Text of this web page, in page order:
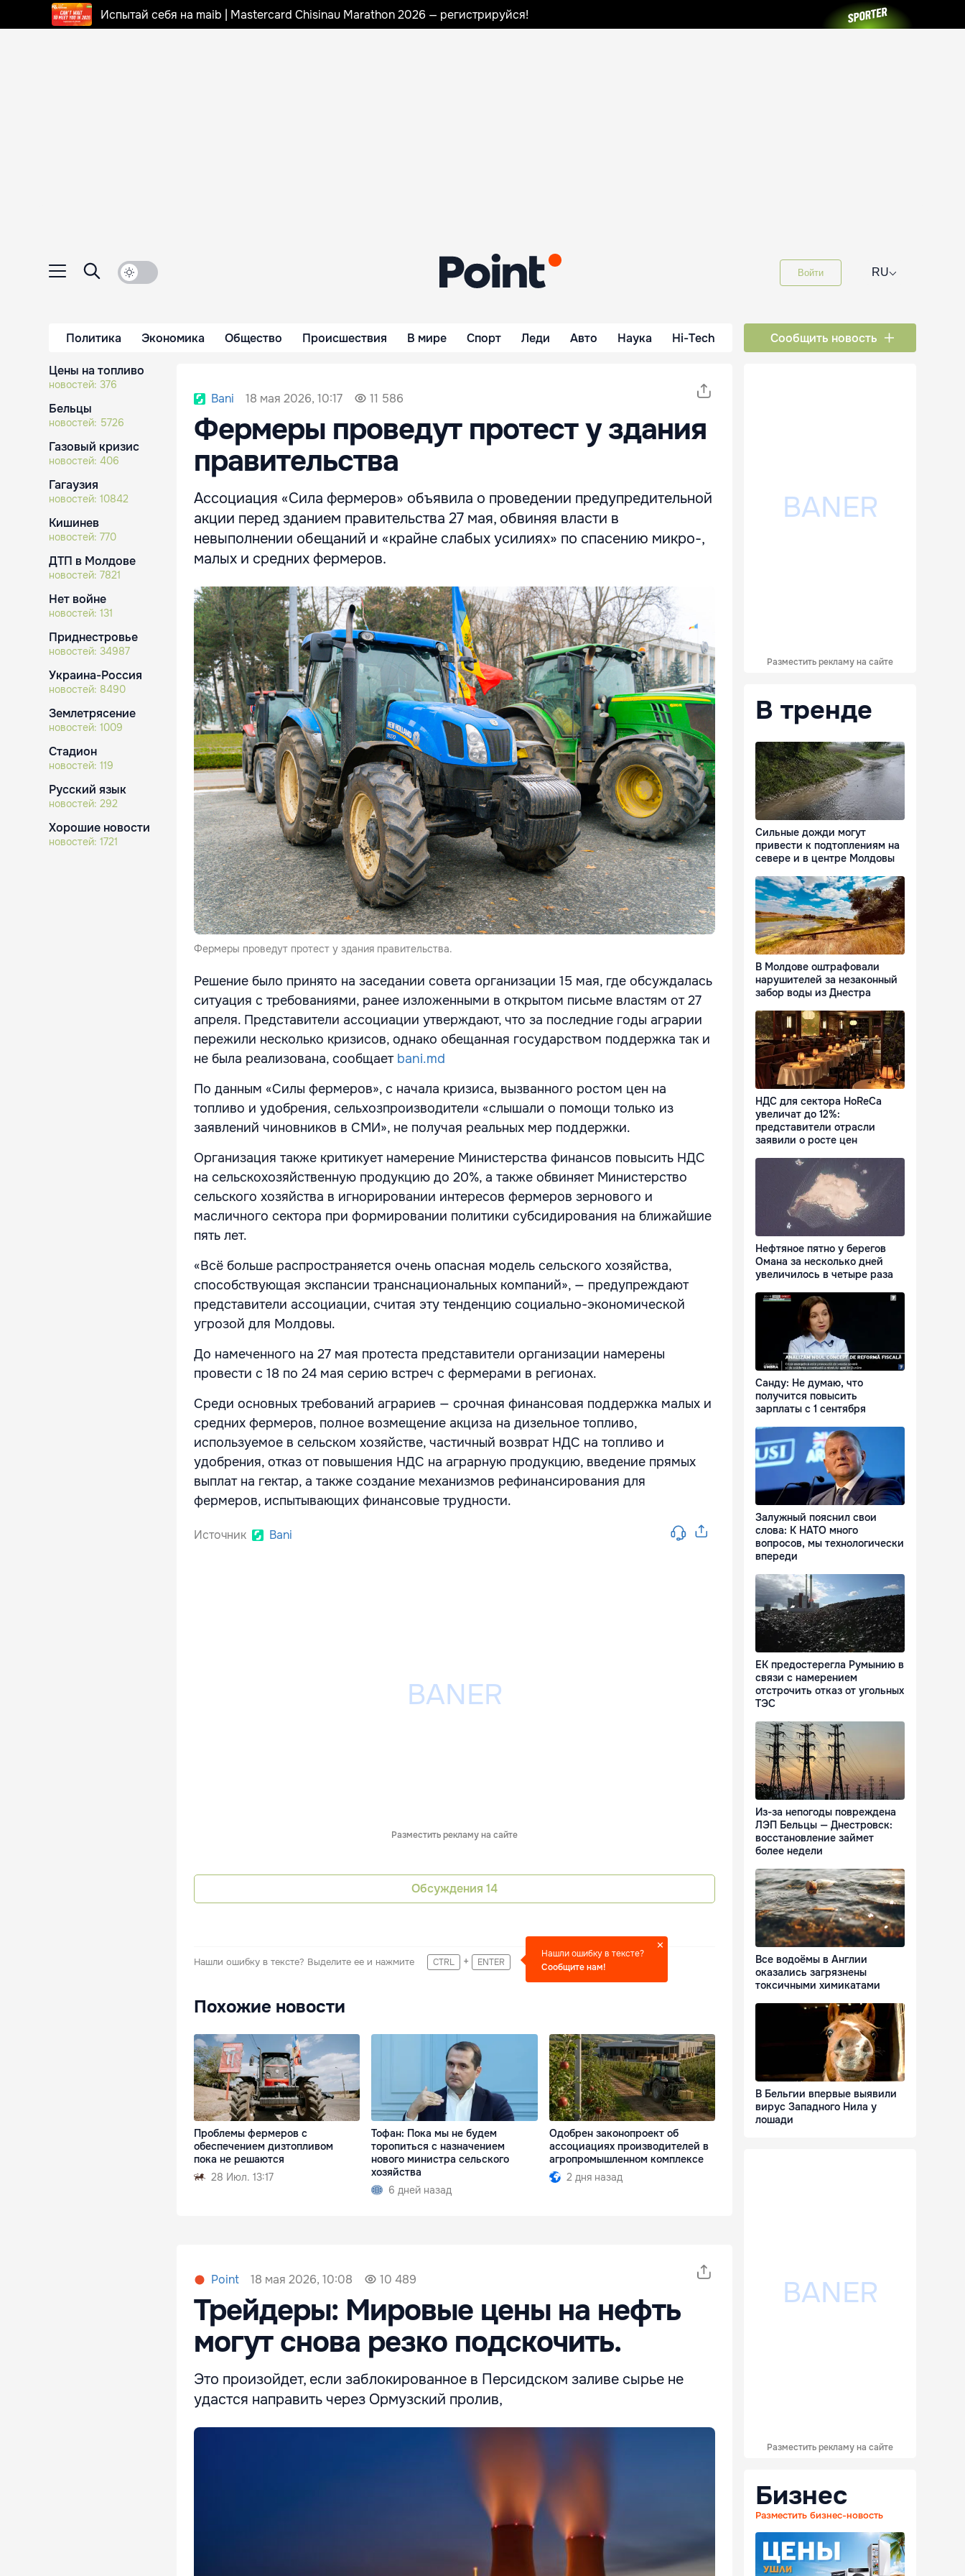
Испытай себя на maib | Mastercard Chisinau Marathon 2026 — регистрируйся!
Войти RU⌵
Политика Экономика Общество Происшествия В мире Спорт Леди Авто Наука Hi-Tech Сообщить новость
Цены на топливо
новостей: 376
Бельцы
новостей: 5726
Газовый кризис
новостей: 406
Гагаузия
новостей: 10842
Кишинев
новостей: 770
ДТП в Молдове
новостей: 7821
Нет войне
новостей: 131
Приднестровье
новостей: 34987
Украина-Россия
новостей: 8490
Землетрясение
новостей: 1009
Стадион
новостей: 119
Русский язык
новостей: 292
Хорошие новости
новостей: 1721
Bani 18 мая 2026, 10:17 11 586
Фермеры проведут протест у здания
правительства
Ассоциация «Сила фермеров» объявила о проведении предупредительной
акции перед зданием правительства 27 мая, обвиняя власти в
невыполнении обещаний и «крайне слабых усилиях» по спасению микро-,
малых и средних фермеров.
Фермеры проведут протест у здания правительства.
Решение было принято на заседании совета организации 15 мая, где обсуждалась
ситуация с требованиями, ранее изложенными в открытом письме властям от 27
апреля. Представители ассоциации утверждают, что за последние годы аграрии
пережили несколько кризисов, однако обещанная государством поддержка так и
не была реализована, сообщает bani.md
По данным «Силы фермеров», с начала кризиса, вызванного ростом цен на
топливо и удобрения, сельхозпроизводители «слышали о помощи только из
заявлений чиновников в СМИ», не получая реальных мер поддержки.
Организация также критикует намерение Министерства финансов повысить НДС
на сельскохозяйственную продукцию до 20%, а также обвиняет Министерство
сельского хозяйства в игнорировании интересов фермеров зернового и
масличного сектора при формировании политики субсидирования на ближайшие
пять лет.
«Всё больше распространяется очень опасная модель сельского хозяйства,
способствующая экспансии транснациональных компаний», — предупреждают
представители ассоциации, считая эту тенденцию социально-экономической
угрозой для Молдовы.
До намеченного на 27 мая протеста представители организации намерены
провести с 18 по 24 мая серию встреч с фермерами в регионах.
Среди основных требований аграриев — срочная финансовая поддержка малых и
средних фермеров, полное возмещение акциза на дизельное топливо,
используемое в сельском хозяйстве, частичный возврат НДС на топливо и
удобрения, отказ от повышения НДС на аграрную продукцию, введение прямых
выплат на гектар, а также создание механизмов рефинансирования для
фермеров, испытывающих финансовые трудности.
Источник Bani
Разместить рекламу на сайте
Обсуждения 14
Нашли ошибку в тексте? Выделите ее и нажмите CTRL + ENTER
Нашли ошибку в тексте?
Сообщите нам!
Похожие новости
Проблемы фермеров с
обеспечением дизтопливом
пока не решаются
28 Июл. 13:17
Тофан: Пока мы не будем
торопиться с назначением
нового министра сельского
хозяйства
6 дней назад
Одобрен законопроект об
ассоциациях производителей в
агропромышленном комплексе
2 дня назад
Point 18 мая 2026, 10:08 10 489
Трейдеры: Мировые цены на нефть
могут снова резко подскочить.
Это произойдет, если заблокированное в Персидском заливе сырье не
удастся направить через Ормузский пролив,
Разместить рекламу на сайте
В тренде
Сильные дожди могут
привести к подтоплениям на
севере и в центре Молдовы
В Молдове оштрафовали
нарушителей за незаконный
забор воды из Днестра
НДС для сектора HoReCa
увеличат до 12%:
представители отрасли
заявили о росте цен
Нефтяное пятно у берегов
Омана за несколько дней
увеличилось в четыре раза
Санду: Не думаю, что
получится повысить
зарплаты с 1 сентября
Залужный пояснил свои
слова: К НАТО много
вопросов, мы технологически
впереди
ЕК предостерегла Румынию в
связи с намерением
отстрочить отказ от угольных
ТЭС
Из-за непогоды повреждена
ЛЭП Бельцы — Днестровск:
восстановление займет
более недели
Все водоёмы в Англии
оказались загрязнены
токсичными химикатами
В Бельгии впервые выявили
вирус Западного Нила у
лошади
Разместить рекламу на сайте
Бизнес
Разместить бизнес-новость